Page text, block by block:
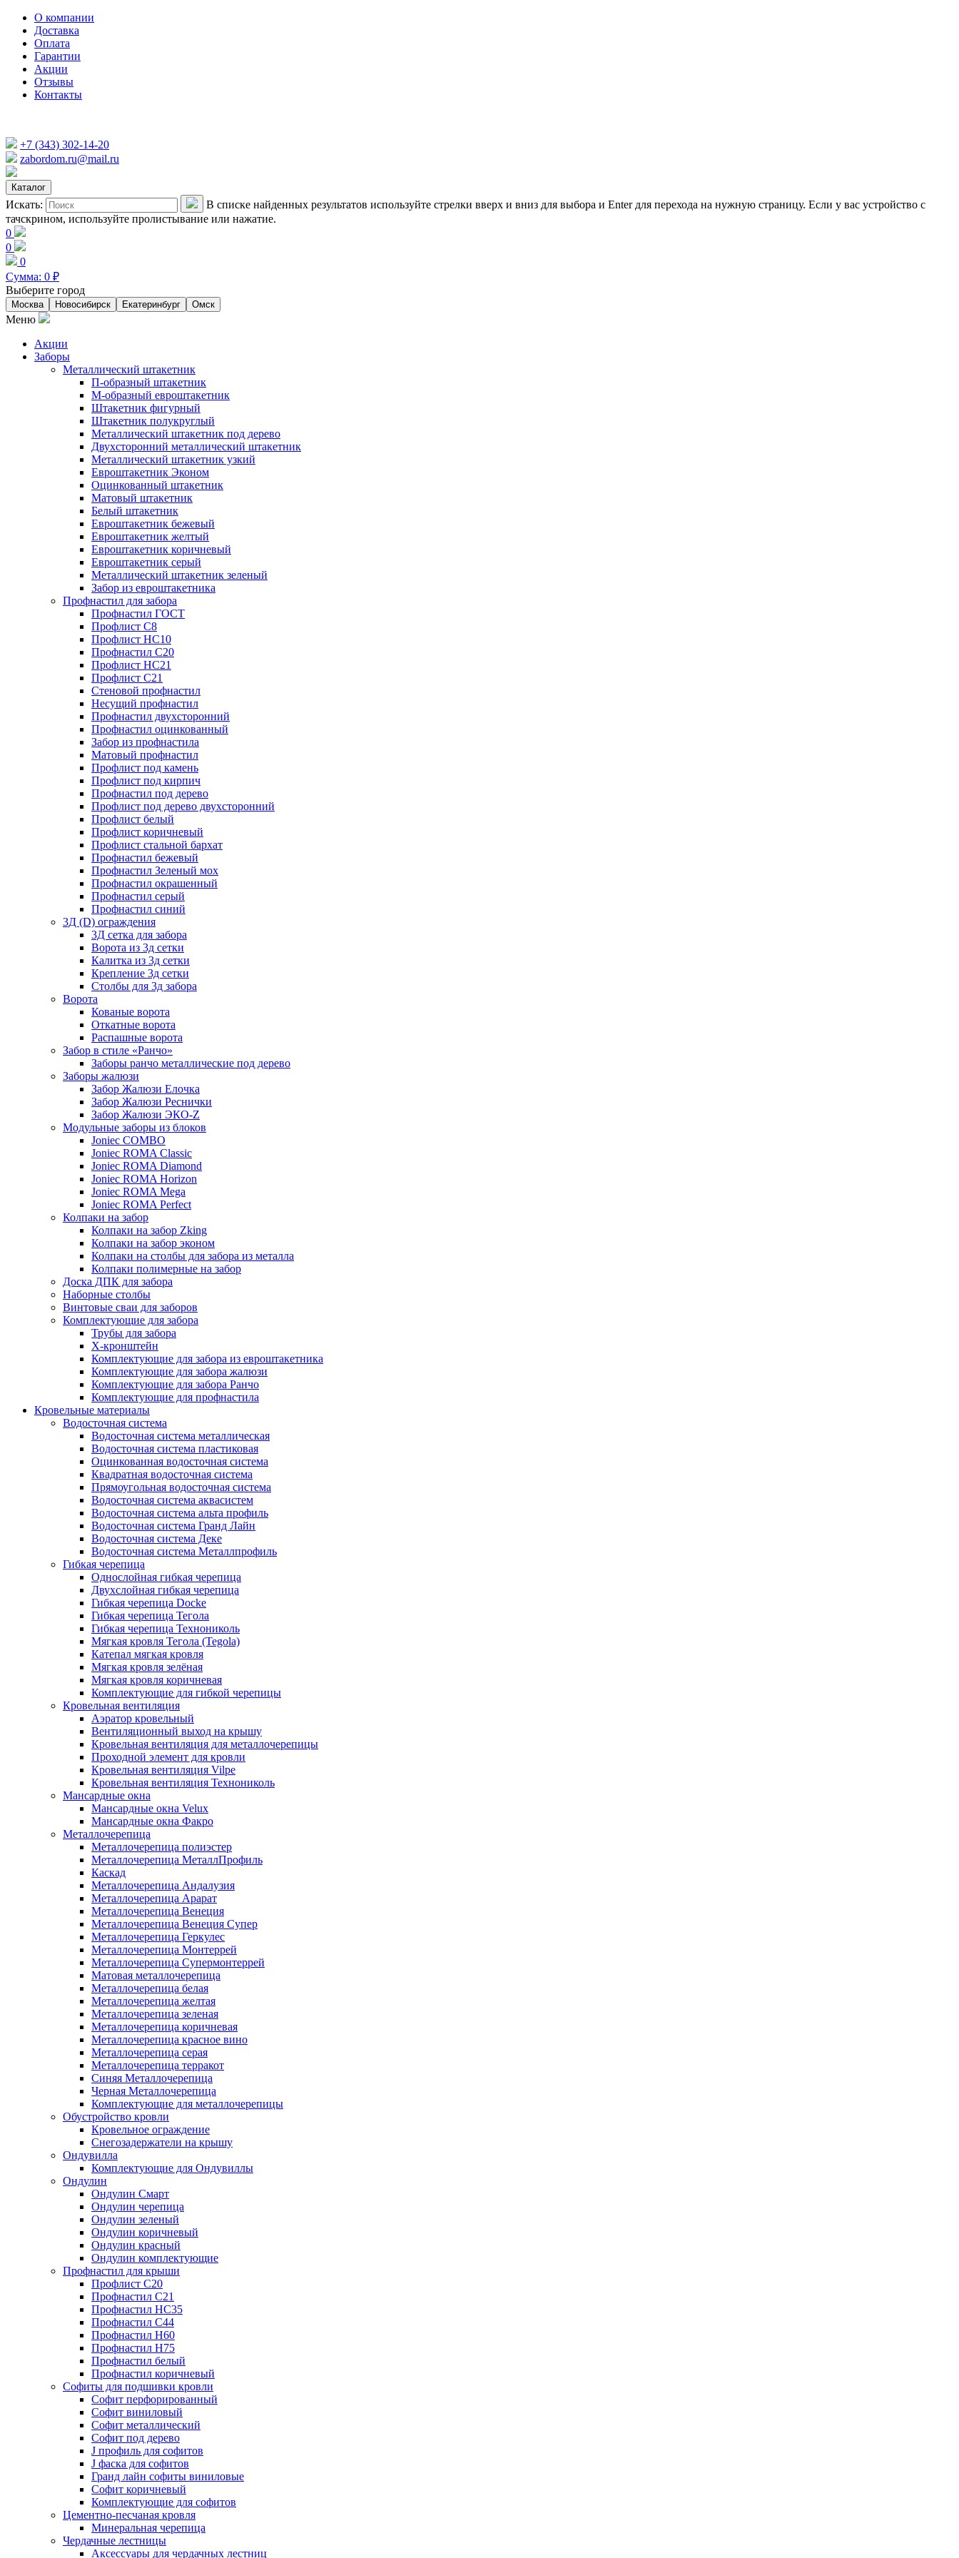
О компании
Доставка
Оплата
Гарантии
Акции
Отзывы
Контакты
+7 (343) 302-14-20
zabordom.ru@mail.ru
Каталог
Искать:
В списке найденных результатов используйте стрелки вверх и вниз для выбора и Enter для перехода на нужную страницу. Если у вас устройство с
тачскрином, используйте пролистывание или нажатие.
0
0
0
Сумма: 0 ₽
Выберите город
Москва Новосибирск Екатеринбург Омск
Меню
Акции
Заборы
Металлический штакетник
П-образный штакетник
М-образный евроштакетник
Штакетник фигурный
Штакетник полукруглый
Металлический штакетник под дерево
Двухсторонний металлический штакетник
Металлический штакетник узкий
Евроштакетник Эконом
Оцинкованный штакетник
Матовый штакетник
Белый штакетник
Евроштакетник бежевый
Евроштакетник желтый
Евроштакетник коричневый
Евроштакетник серый
Металлический штакетник зеленый
Забор из евроштакетника
Профнастил для забора
Профнастил ГОСТ
Профлист С8
Профлист НС10
Профнастил С20
Профлист НС21
Профлист С21
Стеновой профнастил
Несущий профнастил
Профнастил двухсторонний
Профнастил оцинкованный
Забор из профнастила
Матовый профнастил
Профлист под камень
Профлист под кирпич
Профнастил под дерево
Профлист под дерево двухсторонний
Профлист белый
Профлист коричневый
Профлист стальной бархат
Профнастил бежевый
Профнастил Зеленый мох
Профнастил окрашенный
Профнастил серый
Профнастил синий
3Д (D) ограждения
3Д сетка для забора
Ворота из 3д сетки
Калитка из 3д сетки
Крепление 3д сетки
Столбы для 3д забора
Ворота
Кованые ворота
Откатные ворота
Распашные ворота
Забор в стиле «Ранчо»
Заборы ранчо металлические под дерево
Заборы жалюзи
Забор Жалюзи Елочка
Забор Жалюзи Реснички
Забор Жалюзи ЭКО-Z
Модульные заборы из блоков
Joniec COMBO
Joniec ROMA Classic
Joniec ROMA Diamond
Joniec ROMA Horizon
Joniec ROMA Mega
Joniec ROMA Perfect
Колпаки на забор
Колпаки на забор Zking
Колпаки на забор эконом
Колпаки на столбы для забора из металла
Колпаки полимерные на забор
Доска ДПК для забора
Наборные столбы
Винтовые сваи для заборов
Комплектующие для забора
Трубы для забора
Х-кронштейн
Комплектующие для забора из евроштакетника
Комплектующие для забора жалюзи
Комплектующие для забора Ранчо
Комплектующие для профнастила
Кровельные материалы
Водосточная система
Водосточная система металлическая
Водосточная система пластиковая
Оцинкованная водосточная система
Квадратная водосточная система
Прямоугольная водосточная система
Водосточная система аквасистем
Водосточная система альта профиль
Водосточная система Гранд Лайн
Водосточная система Деке
Водосточная система Металлпрофиль
Гибкая черепица
Однослойная гибкая черепица
Двухслойная гибкая черепица
Гибкая черепица Docke
Гибкая черепица Тегола
Гибкая черепица Технониколь
Мягкая кровля Тегола (Tegola)
Катепал мягкая кровля
Мягкая кровля зелёная
Мягкая кровля коричневая
Комплектующие для гибкой черепицы
Кровельная вентиляция
Аэратор кровельный
Вентиляционный выход на крышу
Кровельная вентиляция для металлочерепицы
Проходной элемент для кровли
Кровельная вентиляция Vilpe
Кровельная вентиляция Технониколь
Мансардные окна
Мансардные окна Velux
Мансардные окна Факро
Металлочерепица
Металлочерепица полиэстер
Металлочерепица МеталлПрофиль
Каскад
Металлочерепица Андалузия
Металлочерепица Арарат
Металлочерепица Венеция
Металлочерепица Венеция Супер
Металлочерепица Геркулес
Металлочерепица Монтеррей
Металлочерепица Супермонтеррей
Матовая металлочерепица
Металлочерепица белая
Металлочерепица желтая
Металлочерепица зеленая
Металлочерепица коричневая
Металлочерепица красное вино
Металлочерепица серая
Металлочерепица терракот
Синяя Металлочерепица
Черная Металлочерепица
Комплектующие для металлочерепицы
Обустройство кровли
Кровельное ограждение
Снегозадержатели на крышу
Ондувилла
Комплектующие для Ондувиллы
Ондулин
Ондулин Смарт
Ондулин черепица
Ондулин зеленый
Ондулин коричневый
Ондулин красный
Ондулин комплектующие
Профнастил для крыши
Профлист С20
Профнастил С21
Профнастил НС35
Профнастил С44
Профнастил Н60
Профнастил Н75
Профнастил белый
Профнастил коричневый
Софиты для подшивки кровли
Cофит перфорированный
Софит виниловый
Софит металлический
Софит под дерево
J профиль для софитов
J фаска для софитов
Гранд лайн софиты виниловые
Софит коричневый
Комплектующие для софитов
Цементно-песчаная кровля
Минеральная черепица
Чердачные лестницы
Аксессуары для чердачных лестниц